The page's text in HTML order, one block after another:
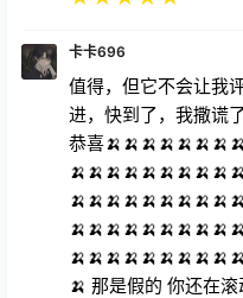
卡卡696
值得，但它不会让我
进，快到了，我撒谎
恭喜
🍌 那是假的 你还在